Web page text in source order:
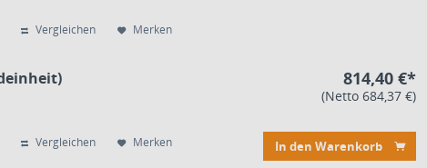
Vergleichen Merken
Vergleichen Merken
814,40 €*
(Netto 684,37 €)
In den Warenkorb